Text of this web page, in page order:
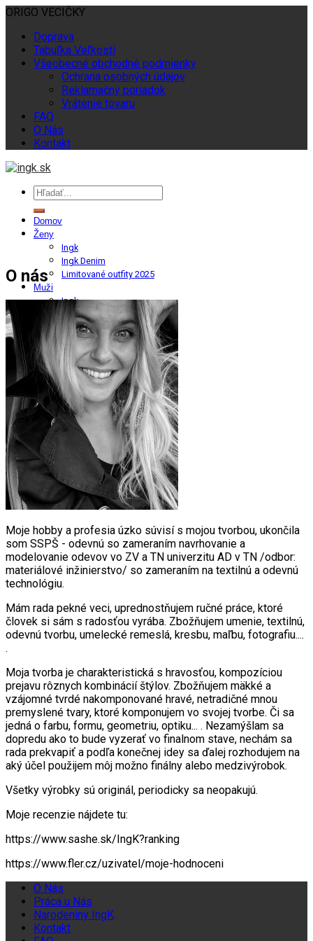
ORIGO VECIČKY
Doprava
Tabuľka Veľkostí
Všeobecné obchodné podmienky
Ochrana osobných údajov
Reklamačný poriadok
Vrátenie tovaru
FAQ
O Nás
Kontakt
Domov
Ženy
Ingk
Ingk Denim
Limitované outfity 2025
Muži
Ingk
Ingk Denim
Limitované Outfity 2022
Deti
Dievčatá
Chlapci
Origo História
Darčekové poukážky
Prihlásenie (Registrácia)
Košík
/ 0.00 €
Žiadne produkty v košíku.
O nás
Moje hobby a profesia úzko súvisí s mojou tvorbou, ukončila
som SSPŠ - odevnú so zameraním navrhovanie a
modelovanie odevov vo ZV a TN univerzitu AD v TN /odbor:
materiálové inžinierstvo/ so zameraním na textilnú a odevnú
technológiu.
Mám rada pekné veci, uprednostňujem ručné práce, ktoré
človek si sám s radosťou vyrába. Zbožňujem umenie, textilnú,
odevnú tvorbu, umelecké remeslá, kresbu, maľbu, fotografiu....
.
Moja tvorba je charakteristická s hravosťou, kompozíciou
prejavu rôznych kombinácií štýlov. Zbožňujem mäkké a
vzájomné tvrdé nakomponované hravé, netradičné mnou
premyslené tvary, ktoré komponujem vo svojej tvorbe. Či sa
jedná o farbu, formu, geometriu, optiku... . Nezamýšlam sa
dopredu ako to bude vyzerať vo finalnom stave, nechám sa
rada prekvapiť a podľa konečnej idey sa ďalej rozhodujem na
aký účel použijem môj možno finálny alebo medzivýrobok.
Všetky výrobky sú originál, periodicky sa neopakujú.
Moje recenzie nájdete tu:
https://www.sashe.sk/IngK?ranking
https://www.fler.cz/uzivatel/moje-hodnoceni
O Nás
Práca u Nás
Narodeniny IngK
Kontakt